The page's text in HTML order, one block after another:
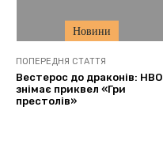
Новини
ПОПЕРЕДНЯ СТАТТЯ
Вестерос до драконів: HBO
знімає приквел «Гри
престолів»